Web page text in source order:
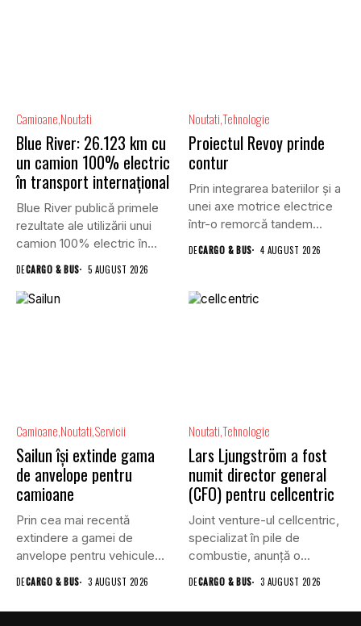
Camioane Noutati
Blue River: 26.123 km cu
un camion 100% electric
în transport internațional
Blue River publică primele
rezultate ale utilizării unui
camion 100% electric în...
DECARGO & BUS 5 AUGUST 2026
NoutatiTehnologie
Proiectul Revoy prinde
contur
Prin integrarea bateriilor și a
unei axe motrice electrice
într-o remorcă tandem...
DECARGO & BUS 4 AUGUST 2026
Camioane Noutati Servicii
Sailun își extinde gama
de anvelope pentru
camioane
Prin cea mai recentă
extindere a gamei de
anvelope pentru vehicule
comerciale,...
DECARGO & BUS 3 AUGUST 2026
NoutatiTehnologie
Lars Ljungström a fost
numit director general
(CFO) pentru cellcentric
Joint venture-ul cellcentric,
specializat în pile de
combustie, anunță o
schimbare în...
DECARGO & BUS 3 AUGUST 2026